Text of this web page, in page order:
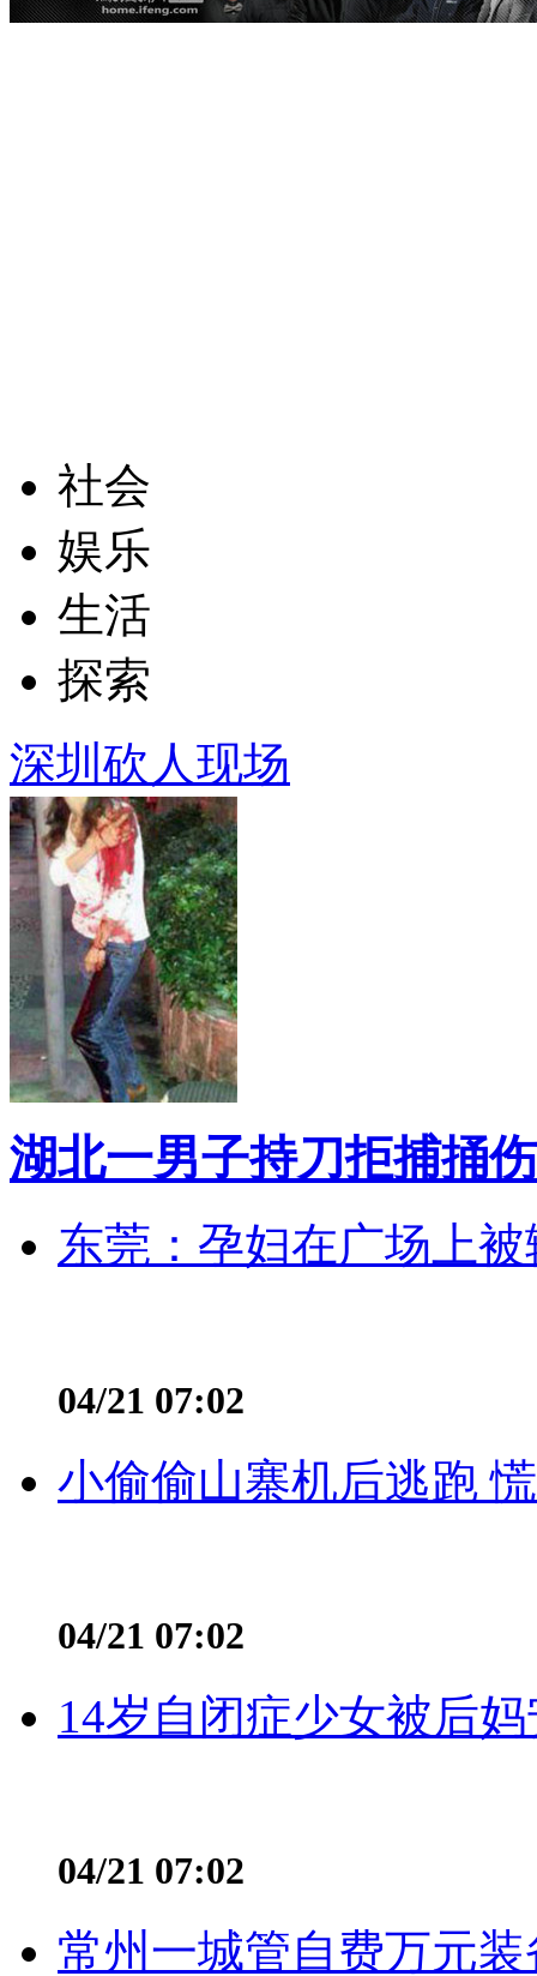
社会
娱乐
生活
探索
深圳砍人现场
湖北一男子持刀拒捕捅
东莞：孕妇在广场上
04/21 07:02
小偷偷山寨机后逃跑
04/21 07:02
14岁自闭症少女被后
04/21 07:02
常州一城管自费万元